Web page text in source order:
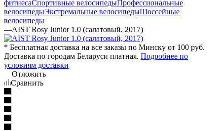
фитнесаСпортивные велосипедыПрофессиональные
велосипедыЭкстремальные велосипедыШоссейные
велосипеды
—AIST Rosy Junior 1.0 (салатовый, 2017)
* Бесплатная доставка на все заказы по Минску от 100 руб.
Доставка по городам Беларуси платная. Подробнее по
условиям доставки
Отложить
Сравнить